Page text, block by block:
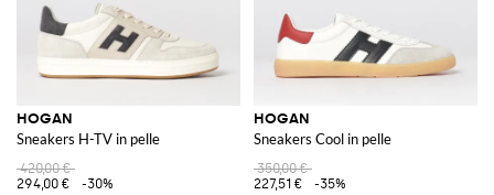
HOGAN
Sneakers H-TV in pelle
420,00 €
294,00 €
-30%
HOGAN
Sneakers Cool in pelle
350,00 €
227,51 €
-35%